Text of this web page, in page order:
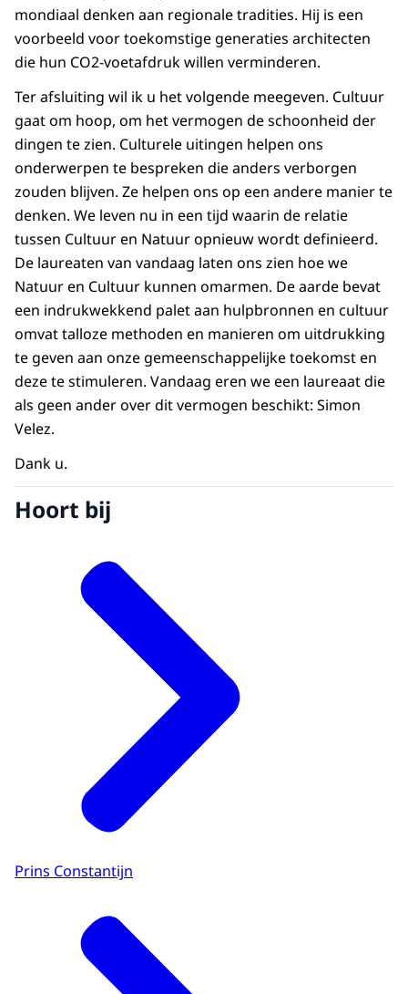
mondiaal denken aan regionale tradities. Hij is een
voorbeeld voor toekomstige generaties architecten
die hun CO2-voetafdruk willen verminderen.
Ter afsluiting wil ik u het volgende meegeven. Cultuur
gaat om hoop, om het vermogen de schoonheid der
dingen te zien. Culturele uitingen helpen ons
onderwerpen te bespreken die anders verborgen
zouden blijven. Ze helpen ons op een andere manier te
denken. We leven nu in een tijd waarin de relatie
tussen Cultuur en Natuur opnieuw wordt definieerd.
De laureaten van vandaag laten ons zien hoe we
Natuur en Cultuur kunnen omarmen. De aarde bevat
een indrukwekkend palet aan hulpbronnen en cultuur
omvat talloze methoden en manieren om uitdrukking
te geven aan onze gemeenschappelijke toekomst en
deze te stimuleren. Vandaag eren we een laureaat die
als geen ander over dit vermogen beschikt: Simon
Velez.
Dank u.
Hoort bij
Prins Constantijn